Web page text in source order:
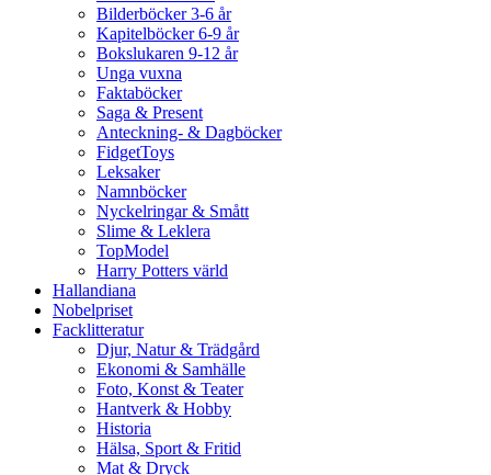
Bilderböcker 3-6 år
Kapitelböcker 6-9 år
Bokslukaren 9-12 år
Unga vuxna
Faktaböcker
Saga & Present
Anteckning- & Dagböcker
FidgetToys
Leksaker
Namnböcker
Nyckelringar & Smått
Slime & Leklera
TopModel
Harry Potters värld
Hallandiana
Nobelpriset
Facklitteratur
Djur, Natur & Trädgård
Ekonomi & Samhälle
Foto, Konst & Teater
Hantverk & Hobby
Historia
Hälsa, Sport & Fritid
Mat & Dryck